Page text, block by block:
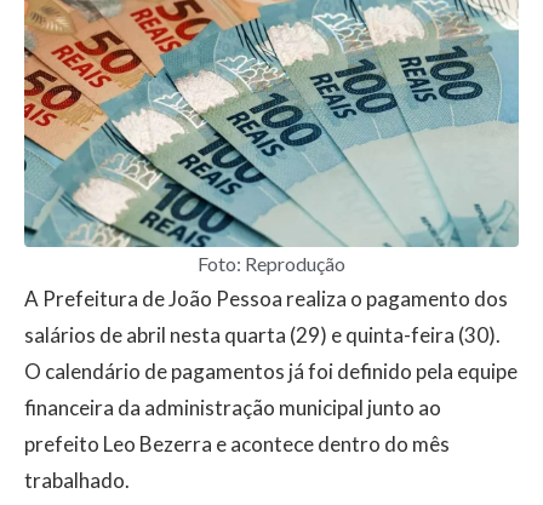
Foto: Reprodução
A Prefeitura de João Pessoa realiza o pagamento dos
salários de abril nesta quarta (29) e quinta-feira (30).
O calendário de pagamentos já foi definido pela equipe
financeira da administração municipal junto ao
prefeito Leo Bezerra e acontece dentro do mês
trabalhado.